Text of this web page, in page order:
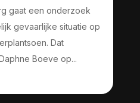
gaat een onderzoek
gevaarlijke situatie op
Dat
Boeve op...